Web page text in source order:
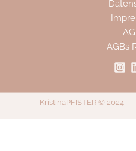
AGBs
KristinaPFISTER © 2024